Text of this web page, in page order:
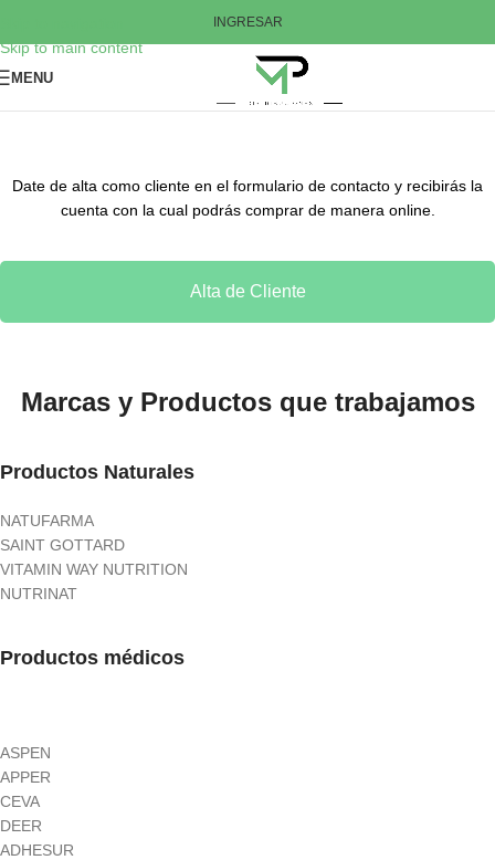
Skip to main content
INGRESAR
MENU
Date de alta como cliente en el formulario de contacto y recibirás la
cuenta con la cual podrás comprar de manera online.
Alta de Cliente
Marcas y Productos que trabajamos
Productos Naturales
NATUFARMA
SAINT GOTTARD
VITAMIN WAY NUTRITION
NUTRINAT
Productos médicos
ASPEN
APPER
CEVA
DEER
ADHESUR